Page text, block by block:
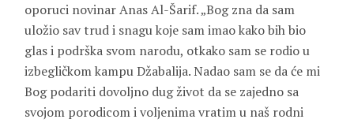
oporuci novinar Anas Al-Šarif. „Bog zna da sam
uložio sav trud i snagu koje sam imao kako bih bio
glas i podrška svom narodu, otkako sam se rodio u
izbegličkom kampu Džabalija. Nadao sam se da će mi
Bog podariti dovoljno dug život da se zajedno sa
svojom porodicom i voljenima vratim u naš rodni